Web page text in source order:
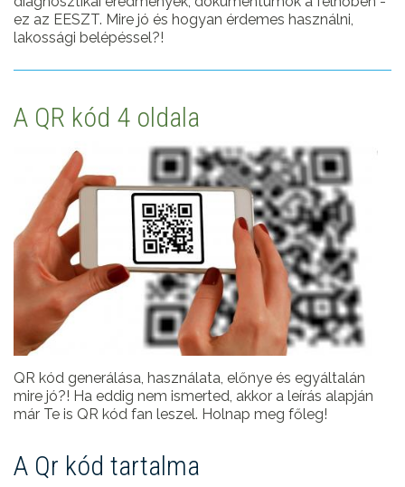
ez az EESZT. Mire jó és hogyan érdemes használni,
lakossági belépéssel?!
A QR kód 4 oldala
QR kód generálása, használata, előnye és egyáltalán
mire jó?! Ha eddig nem ismerted, akkor a leírás alapján
már Te is QR kód fan leszel. Holnap meg főleg!
A Qr kód tartalma